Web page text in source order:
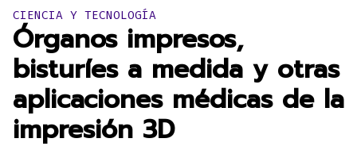
Publicado en:
CIENCIA Y TECNOLOGÍA
Órganos impresos,
bisturíes a medida y otras
aplicaciones médicas de la
impresión 3D